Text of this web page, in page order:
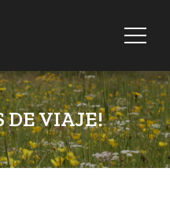
DE VIAJE!